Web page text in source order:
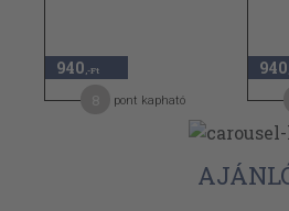
940 ,-Ft
pont kapható
940